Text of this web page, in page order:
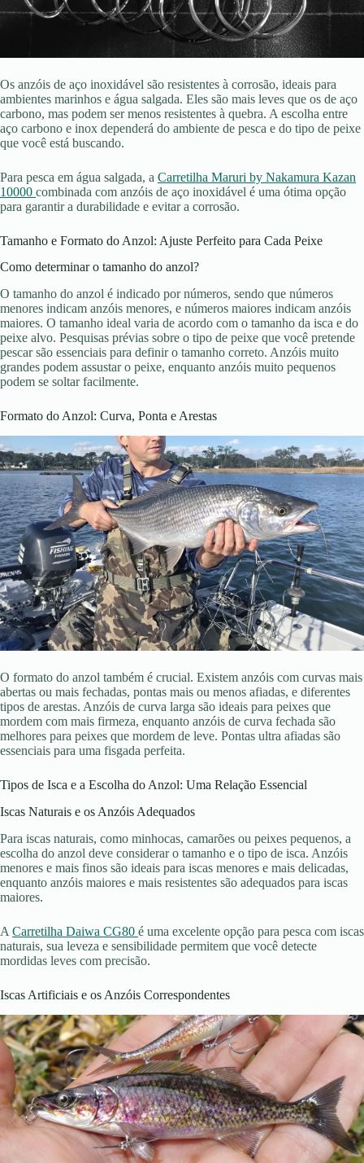
Os anzóis de aço inoxidável são resistentes à corrosão, ideais para
ambientes marinhos e água salgada. Eles são mais leves que os de aço
carbono, mas podem ser menos resistentes à quebra. A escolha entre
aço carbono e inox dependerá do ambiente de pesca e do tipo de peixe
que você está buscando.
Para pesca em água salgada, a Carretilha Maruri by Nakamura Kazan
10000 combinada com anzóis de aço inoxidável é uma ótima opção
para garantir a durabilidade e evitar a corrosão.
Tamanho e Formato do Anzol: Ajuste Perfeito para Cada Peixe
Como determinar o tamanho do anzol?
O tamanho do anzol é indicado por números, sendo que números
menores indicam anzóis menores, e números maiores indicam anzóis
maiores. O tamanho ideal varia de acordo com o tamanho da isca e do
peixe alvo. Pesquisas prévias sobre o tipo de peixe que você pretende
pescar são essenciais para definir o tamanho correto. Anzóis muito
grandes podem assustar o peixe, enquanto anzóis muito pequenos
podem se soltar facilmente.
Formato do Anzol: Curva, Ponta e Arestas
O formato do anzol também é crucial. Existem anzóis com curvas mais
abertas ou mais fechadas, pontas mais ou menos afiadas, e diferentes
tipos de arestas. Anzóis de curva larga são ideais para peixes que
mordem com mais firmeza, enquanto anzóis de curva fechada são
melhores para peixes que mordem de leve. Pontas ultra afiadas são
essenciais para uma fisgada perfeita.
Tipos de Isca e a Escolha do Anzol: Uma Relação Essencial
Iscas Naturais e os Anzóis Adequados
Para iscas naturais, como minhocas, camarões ou peixes pequenos, a
escolha do anzol deve considerar o tamanho e o tipo de isca. Anzóis
menores e mais finos são ideais para iscas menores e mais delicadas,
enquanto anzóis maiores e mais resistentes são adequados para iscas
maiores.
A Carretilha Daiwa CG80 é uma excelente opção para pesca com iscas
naturais, sua leveza e sensibilidade permitem que você detecte
mordidas leves com precisão.
Iscas Artificiais e os Anzóis Correspondentes